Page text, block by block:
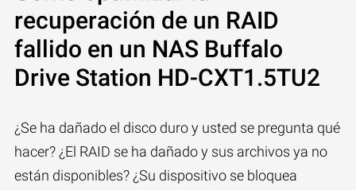
recuperación de un RAID
fallido en un NAS Buffalo
Drive Station HD-CXT1.5TU2
¿Se ha dañado el disco duro y usted se pregunta qué
hacer? ¿El RAID se ha dañado y sus archivos ya no
están disponibles? ¿Su dispositivo se bloquea